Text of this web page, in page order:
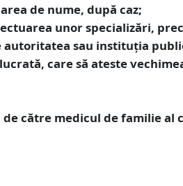
de nume, după caz;
unor specializări,
sau instituţia
care să ateste
către medicul de familie al